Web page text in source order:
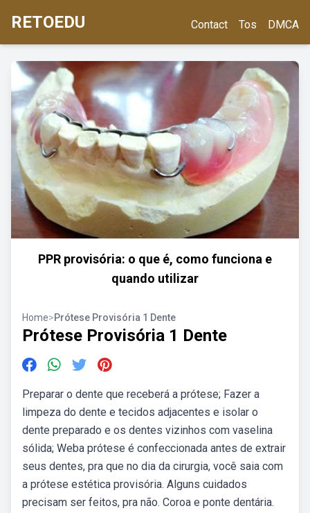
RETOEDU Contact Tos DMCA
PPR provisória: o que é, como funciona e
quando utilizar
Home>Prótese Provisória 1 Dente
Prótese Provisória 1 Dente
Preparar o dente que receberá a prótese; Fazer a
limpeza do dente e tecidos adjacentes e isolar o
dente preparado e os dentes vizinhos com vaselina
sólida; Weba prótese é confeccionada antes de extrair
seus dentes, pra que no dia da cirurgia, você saia com
a prótese estética provisória. Alguns cuidados
precisam ser feitos, pra não. Coroa e ponte dentária.